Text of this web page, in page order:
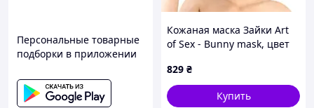
Персональные товарные
подборки в приложении
Кожаная маска Зайки Art
of Sex - Bunny mask, цвет
829 ₴
Купить